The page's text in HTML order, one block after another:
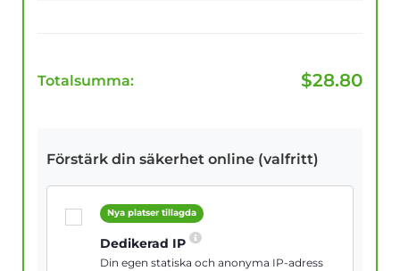
Totalsumma: $28.80
Förstärk din säkerhet online (valfritt)
Nya platser tillagda
Dedikerad IP
Din egen statiska och anonyma IP-adress